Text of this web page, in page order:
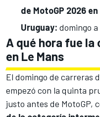
de MotoGP 2026 en
Uruguay: domingo
A qué hora fue la
en Le Mans
El domingo de carreras
empezó con la quinta
justo antes de MotoGP,